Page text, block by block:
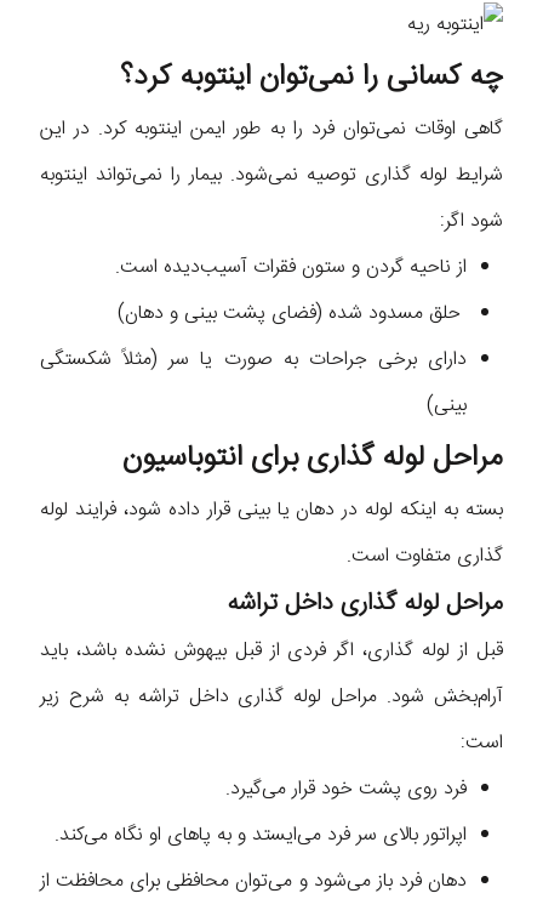
چه کسانی را نمی‌توان اینتوبه کرد؟
گاهی اوقات نمی‌توان فرد را به طور ایمن اینتوبه کرد. در این
شرایط لوله گذاری توصیه نمی‌شود. بیمار را نمی‌تواند اینتوبه
شود اگر:
از ناحیه گردن و ستون فقرات آسیب‌دیده است.
حلق مسدود شده (فضای پشت بینی و دهان)
دارای برخی جراحات به صورت یا سر (مثلاً شکستگی
بینی)
مراحل لوله گذاری برای انتوباسیون
بسته به اینکه لوله در دهان یا بینی قرار داده شود، فرایند لوله
گذاری متفاوت است.
مراحل لوله گذاری داخل تراشه
قبل از لوله گذاری، اگر فردی از قبل بیهوش نشده باشد، باید
آرام‌بخش شود. مراحل لوله گذاری داخل تراشه به شرح زیر
است:
فرد روی پشت خود قرار می‌گیرد.
اپراتور بالای سر فرد می‌ایستد و به پاهای او نگاه می‌کند.
دهان فرد باز می‌شود و می‌توان محافظی برای محافظت از